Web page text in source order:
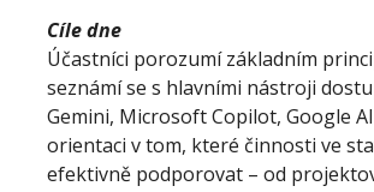
Cíle dne
Účastníci porozumí základním
seznámí se s hlavními nástroji
Gemini, Microsoft Copilot, Google
orientaci v tom, které činnosti ve
efektivně podporovat – od